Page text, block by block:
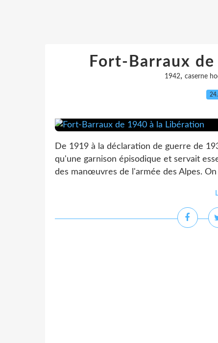
Fort-Barraux
1942, caserne
De 1919 à la déclaration de guerre de
qu'une garnison épisodique et servait
des manœuvres de l'armée des Alpes.